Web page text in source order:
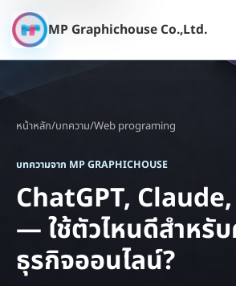
MP Graphichouse Co.,Ltd.
หน้าหลัก/บทความ/Web programing
บทความจาก MP GRAPHICHOUSE
ChatGPT,
— ใช้ตัวไหนดีสำหรั
ธุรกิจออนไลน์?